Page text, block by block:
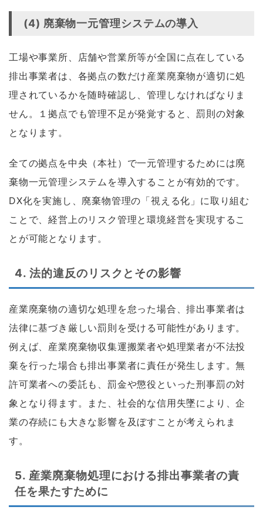
(4) 廃棄物一元管理システムの導入
工場や事業所、店舗や営業所等が全国に点在している
排出事業者は、各拠点の数だけ産業廃棄物が適切に処
理されているかを随時確認し、管理しなければなりま
せん。１拠点でも管理不足が発覚すると、罰則の対象
となります。
全ての拠点を中央（本社）で一元管理するためには廃
棄物一元管理システムを導入することが有効的です。
DX化を実施し、廃棄物管理の「視える化」に取り組む
ことで、経営上のリスク管理と環境経営を実現するこ
とが可能となります。
4. 法的違反のリスクとその影響
産業廃棄物の適切な処理を怠った場合、排出事業者は
法律に基づき厳しい罰則を受ける可能性があります。
例えば、産業廃棄物収集運搬業者や処理業者が不法投
棄を行った場合も排出事業者に責任が発生します。無
許可業者への委託も、罰金や懲役といった刑事罰の対
象となり得ます。また、社会的な信用失墜により、企
業の存続にも大きな影響を及ぼすことが考えられま
す。
5. 産業廃棄物処理における排出事業者の責
任を果たすために